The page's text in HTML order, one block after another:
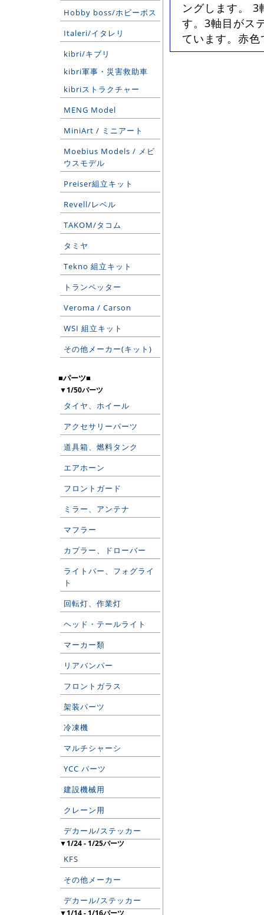
Hobby boss/ホビーボス
Italeri/イタレリ
kibri/キブリ
kibri軍事・災害救助車
kibriストラクチャー
MENG Model
MiniArt / ミニアート
Moebius Models / メビ
ウスモデル
Preiser組立キット
Revell/レベル
TAKOM/タコム
タミヤ
Tekno 組立キット
トランペッター
Veroma / Carson
WSI 組立キット
その他メーカー(キット)
■パーツ■
▼1/50パーツ
タイヤ、ホイール
アクセサリーパーツ
道具箱、燃料タンク
エアホーン
フロントガード
ミラー、アンテナ
マフラー
カプラー、ドローバー
ライトバー、フォグライ
ト
回転灯、作業灯
ヘッド・テールライト
マーカー類
リアバンパー
フロントガラス
架装パーツ
冷凍機
マルチシャーシ
YCC パーツ
建設機械用
クレーン用
デカール/ステッカー
▼1/24 - 1/25パーツ
KFS
その他メーカー
デカール/ステッカー
▼1/14 - 1/16パーツ
ングします。 3
す。3軸目がス
ています。赤色